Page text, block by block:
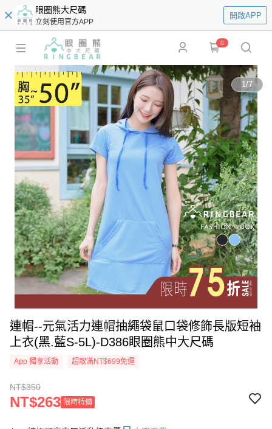
眼圈熊大尺碼
立刻使用官方APP
開啟APP
0
1/7
連帽--元氣活力連帽抽繩袋鼠口袋修飾長版短袖
上衣(黑.藍S-5L)-D386眼圈熊中大尺碼
App 獨享活動 超取滿NT$699免運
NT$350
NT$263 限時特價